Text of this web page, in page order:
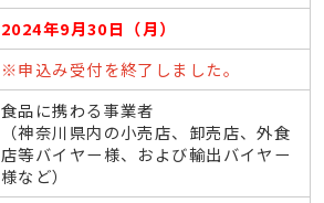
2024年9月30日（月）
※申込み受付を終了しました。
食品に携わる事業者
（神奈川県内の小売店、卸売店、外食
店等バイヤー様、および輸出バイヤー
様など）